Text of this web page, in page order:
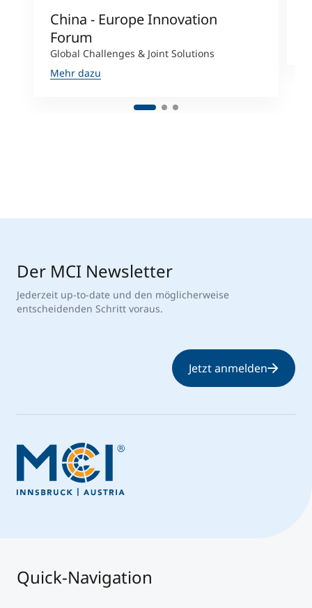
China - Europe Innovation
Forum
Global Challenges & Joint Solutions
Mehr dazu
Der MCI Newsletter
Jederzeit up-to-date und den möglicherweise
entscheidenden Schritt voraus.
Jetzt anmelden
Quick-Navigation